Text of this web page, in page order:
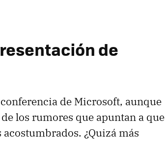
de
de Microsoft, aunque
los rumores que apuntan a que
acostumbrados. ¿Quizá más